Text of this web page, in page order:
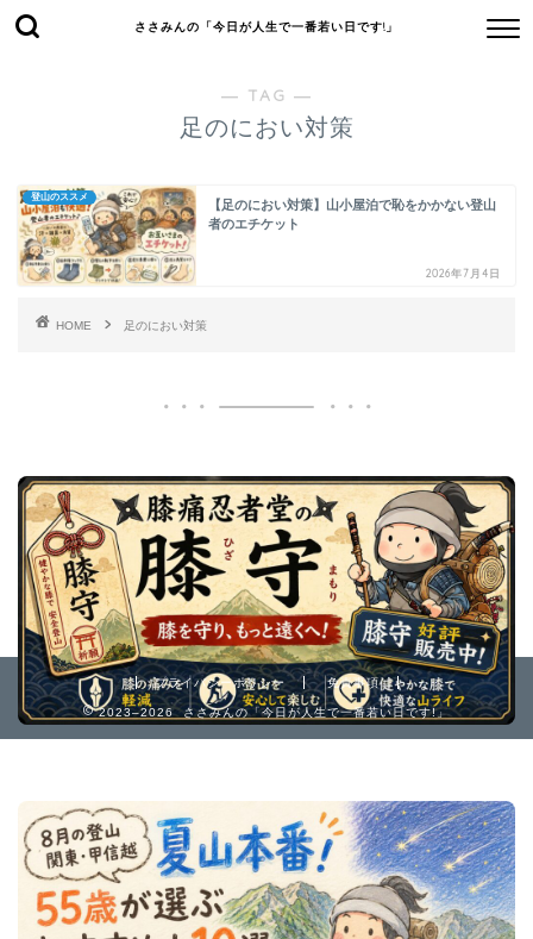
ささみんの「今日が人生で一番若い日です!」
― TAG ―
足のにおい対策
登山のススメ
【足のにおい対策】山小屋泊で恥をかかない登山
者のエチケット
2026年7月4日
HOME 足のにおい対策
プライバシーポリシー 免責事項
2023–2026 ささみんの「今日が人生で一番若い日です!」